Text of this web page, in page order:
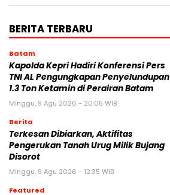
BERITA TERBARU
Batam
Kapolda Kepri Hadiri Konferensi Pers
TNI AL Pengungkapan Penyelundupan
1.3 Ton Ketamin di Perairan Batam
Minggu, 9 Agu 2026 - 20:05 WIB
Berita
Terkesan Dibiarkan, Aktifitas
Pengerukan Tanah Urug Milik Bujang
Disorot
Minggu, 9 Agu 2026 - 12:35 WIB
Featured